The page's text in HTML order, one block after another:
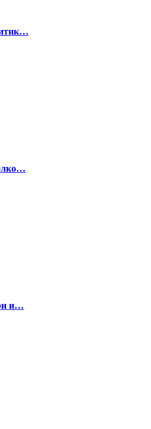
и…